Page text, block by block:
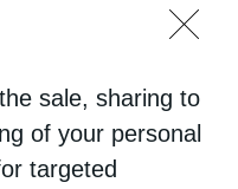
sale, sharing to
of your personal
targeted